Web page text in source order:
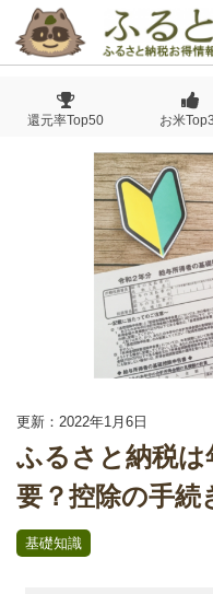
還元率Top50 お米
更新：2022年1月6日
ふるさと納税は
要？控除の手続
基礎知識